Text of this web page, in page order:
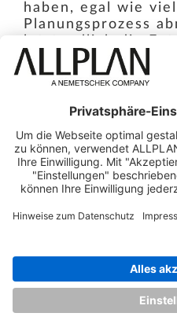
haben, egal wie
Planungsprozess
was maschinell
anderen
schon anders
manche
für TGA) eventuell
gebraucht?
Die Aufgaben werden
Fachdisziplinen bleibt
unterschiedlichste
verzahnt sind und